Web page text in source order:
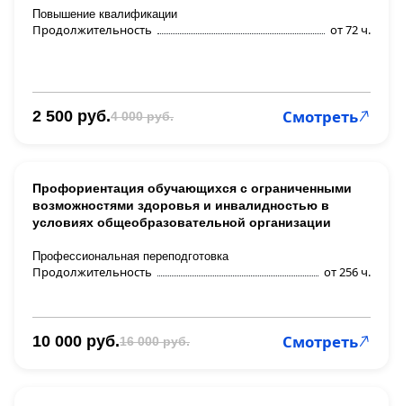
Повышение квалификации
Продолжительность от 72 ч.
2 500 руб.4 000 руб. Смотреть
Профориентация обучающихся с ограниченными
возможностями здоровья и инвалидностью в
условиях общеобразовательной организации
Профессиональная переподготовка
Продолжительность от 256 ч.
10 000 руб.16 000 руб. Смотреть